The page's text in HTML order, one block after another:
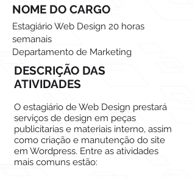
NOME DO CARGO
Estagiário Web Design 20 horas
semanais
Departamento de Marketing
DESCRIÇÃO DAS
ATIVIDADES
O estagiário de Web Design prestará
serviços de design em peças
publicitarias e materiais interno, assim
como criação e manutenção do site
em Wordpress. Entre as atividades
mais comuns estão: